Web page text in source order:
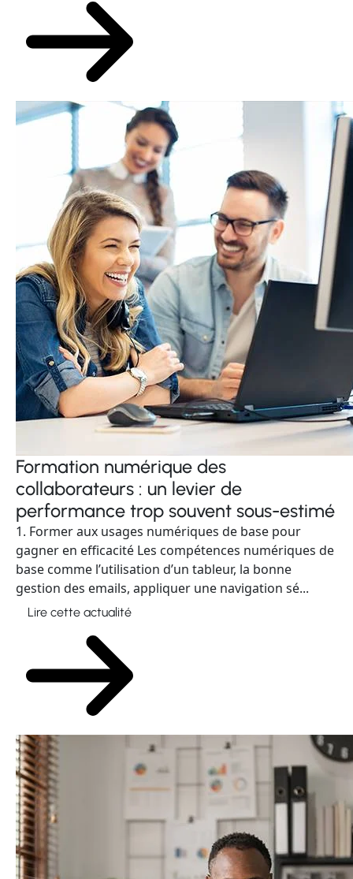
Formation numérique des
collaborateurs : un levier de
performance trop souvent sous-estimé
1. Former aux usages numériques de base pour
gagner en efficacité Les compétences numériques de
base comme l’utilisation d’un tableur, la bonne
gestion des emails, appliquer une navigation sé...
Lire cette actualité